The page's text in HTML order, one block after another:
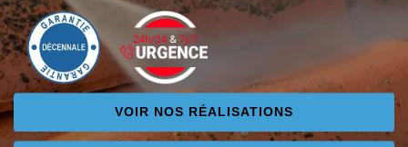
VOIR NOS RÉALISATIONS